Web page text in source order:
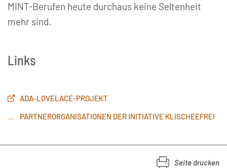
MINT-Berufen heute durchaus keine Seltenheit
mehr sind.
Links
ADA-LOVELACE-PROJEKT
PARTNERORGANISATIONEN DER INITIATIVE KLISCHEEFREI
Seite drucken